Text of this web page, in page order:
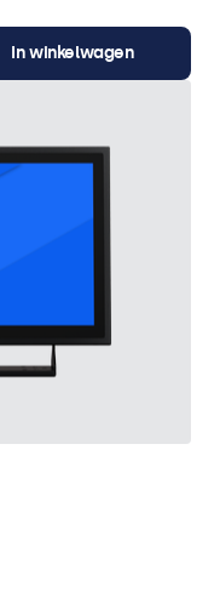
In winkelwagen